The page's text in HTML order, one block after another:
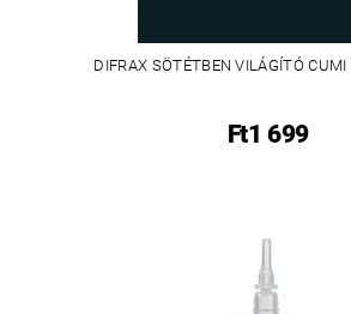
DIFRAX SÖTÉTBEN VILÁGÍTÓ
Ft1 699